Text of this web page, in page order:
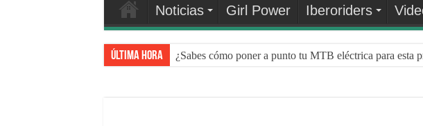
Noticias Girl Power Iberoriders
Última hora NEUMÁTICOS DE BICI: ¿QUÉ HACER CUANDO